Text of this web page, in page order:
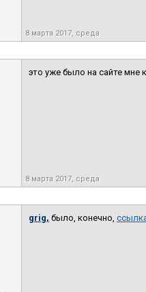
8 марта 2017, среда
это уже было на сайте мне
8 марта 2017, среда
grig, было, конечно,